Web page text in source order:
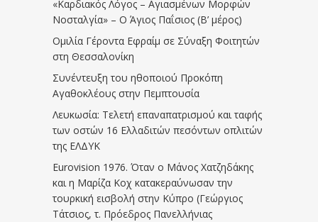
«Καρδιακός Λόγος – Αγιασμένων Μορφών
Νοσταλγία» – Ο Άγιος Παΐσιος (Β’ μέρος)
Ομιλία Γέροντα Εφραίμ σε Σύναξη Φοιτητών
στη Θεσσαλονίκη
Συνέντευξη του ηθοποιού Προκόπη
Αγαθοκλέους στην Πεμπτουσία
Λευκωσία: Τελετή επαναπατρισμού και ταφής
των οστών 16 Ελλαδιτών πεσόντων οπλιτών
της ΕΛΔΥΚ
Eurovision 1976. Όταν ο Μάνος Χατζηδάκης
και η Μαρίζα Κοχ κατακεραύνωσαν την
τουρκική εισβολή στην Κύπρο (Γεώργιος
Τάτσιος, τ. Πρόεδρος Πανελλήνιας